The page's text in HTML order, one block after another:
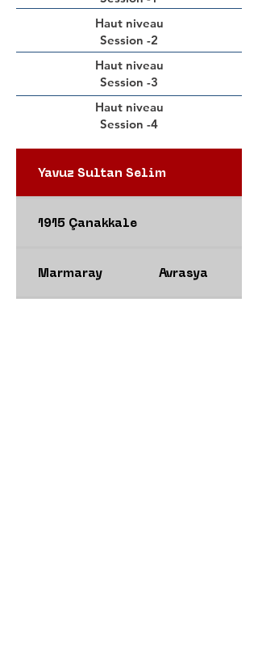
Haut niveau
Session -2
Haut niveau
Session -3
Haut niveau
Session -4
Yavuz Sultan Selim
1915 Çanakkale
Marmaray Avrasya